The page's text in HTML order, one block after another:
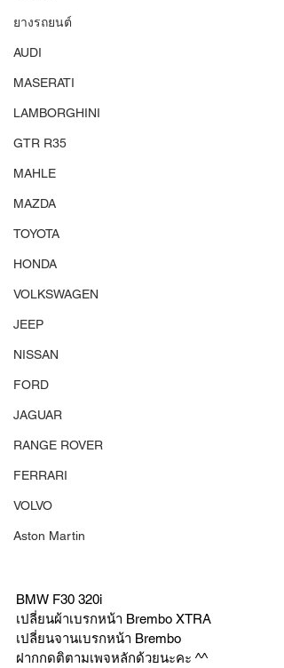
ยางรถยนต์
AUDI
MASERATI
LAMBORGHINI
GTR R35
MAHLE
MAZDA
TOYOTA
HONDA
VOLKSWAGEN
JEEP
NISSAN
FORD
JAGUAR
RANGE ROVER
FERRARI
VOLVO
Aston Martin
BMW F30 320i
เปลี่ยนผ้าเบรกหน้า Brembo XTRA
เปลี่ยนจานเบรกหน้า Brembo
ฝากกดติตามเพจหลักด้วยนะคะ ^^